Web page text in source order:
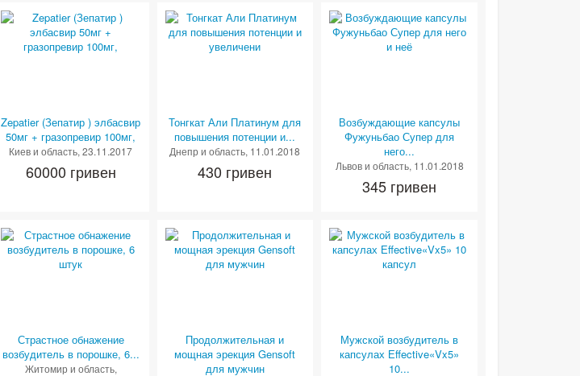
Zepatier (Зепатир ) элбасвир
50мг + гразопревир 100мг,
Киев и область, 23.11.2017
60000 гривен
Тонгкат Али Платинум для
повышения потенции и...
Днепр и область, 11.01.2018
430 гривен
Возбуждающие капсулы
Фужуньбао Супер для
него...
Львов и область, 11.01.2018
345 гривен
Страстное обнажение
возбудитель в порошке, 6...
Житомир и область,
Продолжительная и
мощная эрекция Gensoft
для мужчин
Мужской возбудитель в
капсулах Еffective«Vx5»
10...